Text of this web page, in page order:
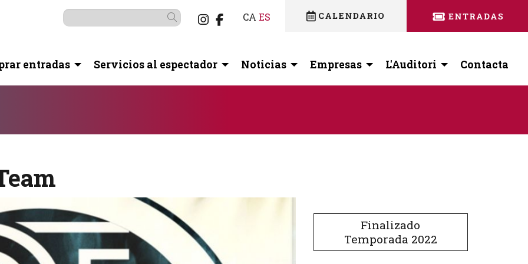
CA ES
Link a instagram
Link a facebook
Buscar
entradas Servicios al espectador Noticias Empresas L'Auditori Contacta
Finalizado
Temporada 2022